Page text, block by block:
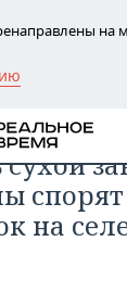
на
этой
спорят
на